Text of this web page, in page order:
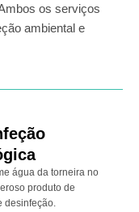
os serviços
ambiental e
água da torneira no
produto de
desinfeção.